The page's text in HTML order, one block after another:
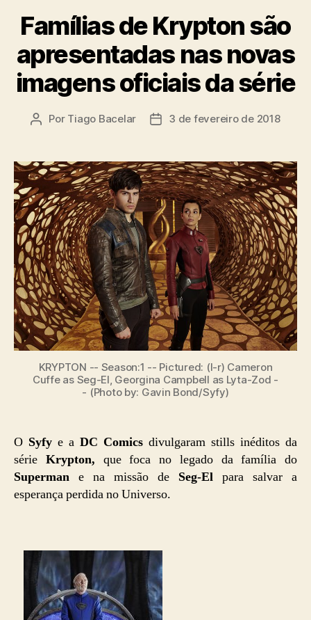
Famílias de Krypton são
apresentadas nas novas
imagens oficiais da série
Autor
Por Tiago Bacelar
Data3 de fevereiro de 2018
KRYPTON -- Season:1 -- Pictured: (l-r) Cameron
Cuffe as Seg-El, Georgina Campbell as Lyta-Zod -
- (Photo by: Gavin Bond/Syfy)
O Syfy e a DC Comics divulgaram stills inéditos da
série Krypton, que foca no legado da família do
Superman e na missão de Seg-El para salvar a
esperança perdida no Universo.